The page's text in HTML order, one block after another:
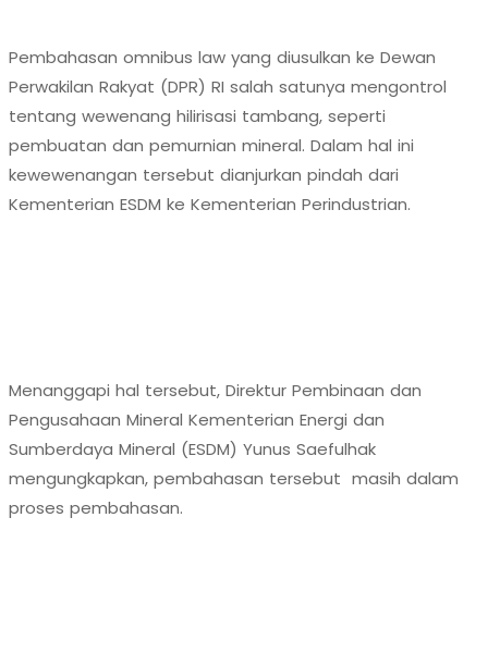
Pembahasan omnibus law yang diusulkan ke Dewan
Perwakilan Rakyat (DPR) RI salah satunya mengontrol
tentang wewenang hilirisasi tambang, seperti
pembuatan dan pemurnian mineral. Dalam hal ini
kewewenangan tersebut dianjurkan pindah dari
Kementerian ESDM ke Kementerian Perindustrian.
Menanggapi hal tersebut, Direktur Pembinaan dan
Pengusahaan Mineral Kementerian Energi dan
Sumberdaya Mineral (ESDM) Yunus Saefulhak
mengungkapkan, pembahasan tersebut masih dalam
proses pembahasan.